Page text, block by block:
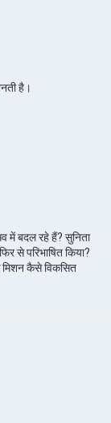
है।
में बदल रहे हैं? सुनिता
से परिभाषित किया?
मिशन कैसे विकसित